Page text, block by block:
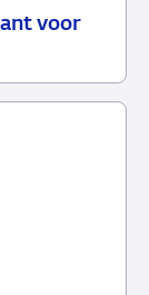
voor